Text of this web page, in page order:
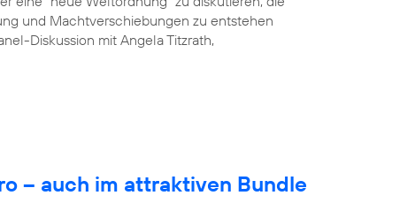
und Machtverschiebungen zu entstehen
Diskussion mit Angela Titzrath,
– auch im attraktiven Bundle